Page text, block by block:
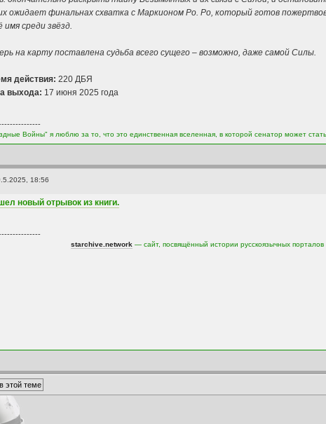
ожидает финальнах схватка с Маркионом Ро. Ро, который готов
имя среди звёзд.
на карту поставлена судьба всего сущего – возможно, даже самой Силы.
действия: 220 ДБЯ
выхода: 17 июня 2025 года
Войны" я люблю за то, что это единственная вселенная, в которой сенатор может
18:56
новый отрывок из книги.
starchive.network — сайт, посвящённый истории русскоязычных